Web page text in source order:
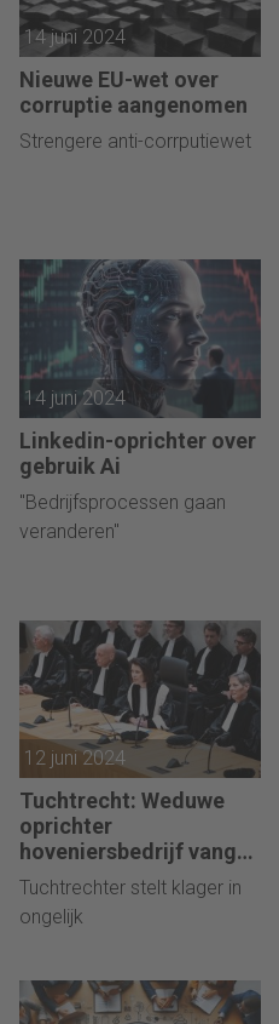
14 juni 2024
Nieuwe EU-wet over
corruptie aangenomen
Strengere anti-corrputiewet
14 juni 2024
Linkedin-oprichter over
gebruik Ai
"Bedrijfsprocessen gaan
veranderen"
12 juni 2024
Tuchtrecht: Weduwe
oprichter
hoveniersbedrijf vang
bot met nieuwe klacht
Tuchtrechter stelt klager in
ongelijk